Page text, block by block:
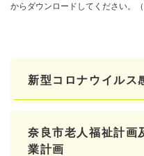
からダウンロードしてください。（
新型コロナウイルス
奈良市老人福祉計画
業計画